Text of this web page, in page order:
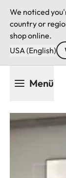
We noticed
country or
shop online.
USA (English)
Menü